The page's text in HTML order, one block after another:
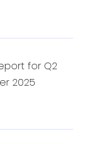
for Q2
2025